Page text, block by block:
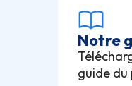
Notre
guide